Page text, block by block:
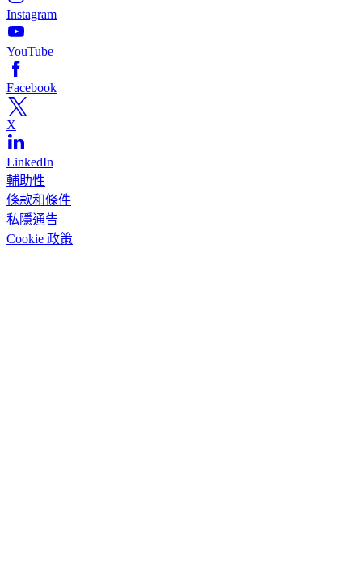
Instagram
YouTube
Facebook
X
LinkedIn
輔助性
條款和條件
私隱通告
Cookie 政策